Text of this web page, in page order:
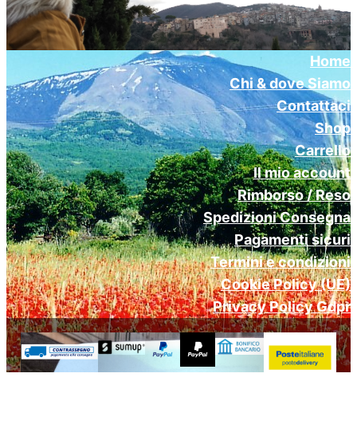
Home
Chi & dove Siamo
Contattaci
Shop
Carrello
Il mio account
Rimborso / Reso
Spedizioni Consegna
Pagamenti sicuri
Termini e condizioni
Cookie Policy (UE)
Privacy Policy Gdpr